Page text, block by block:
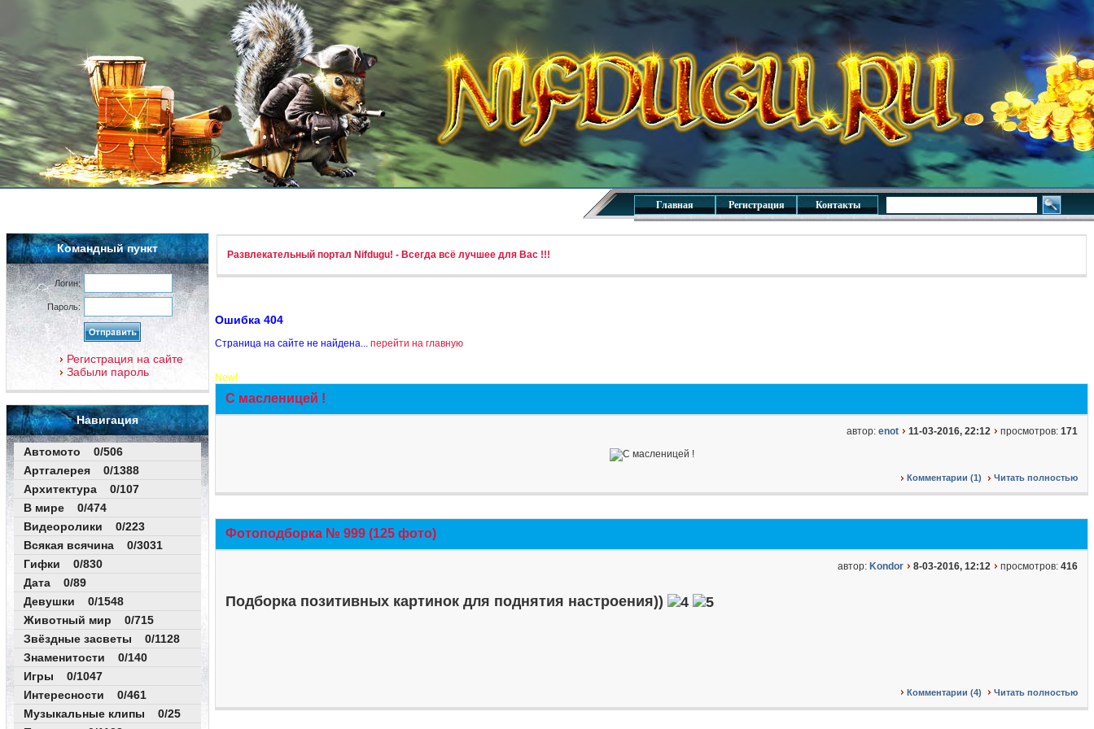
Главная Регистрация Контакты
Командный пункт
Логин:
Пароль:
Регистрация на сайте
Забыли пароль
Навигация
Автомото 0/506
Артгалерея 0/1388
Архитектура 0/107
В мире 0/474
Видеоролики 0/223
Всякая всячина 0/3031
Гифки 0/830
Дата 0/89
Девушки 0/1548
Животный мир 0/715
Звёздные засветы 0/1128
Знаменитости 0/140
Игры 0/1047
Интересности 0/461
Музыкальные клипы 0/25
Развлекательный портал Nifdugu! - Всегда всё лучшее для Вас !!!
Ошибка 404
Страница на сайте не найдена... перейти на главную
New!
С масленицей !
автор: enot 11-03-2016, 22:12 просмотров: 171
Комментарии (1) Читать полностью
Фотоподборка № 999 (125 фото)
автор: Kondor 8-03-2016, 12:12 просмотров: 416
Подборка позитивных картинок для поднятия настроения))
Комментарии (4) Читать полностью